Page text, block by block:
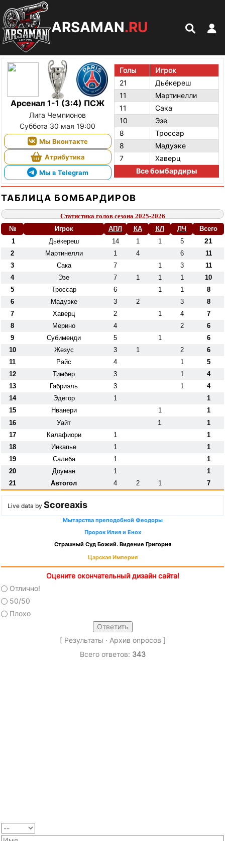
ARSAMAN.RU
Арсенал 1-1 (3:4) ПСЖ
Лига Чемпионов
Суббота 30 мая 19:00
Мы Вконтакте
Атрибутика
Мы в Telegram
Голы
Игрок
21
Дьёкереш
11
Мартинелли
11
Сака
10
Эзе
8
Троссар
8
Мадуэке
7
Хаверц
Все бомбардиры
ТАБЛИЦА БОМБАРДИРОВ
Статистика голов сезона 2025-2026
№
Игрок АПЛ КА КЛ ЛЧ
Всего
1
Дьёкереш 14 1 1 5 21
2 Мартинелли 1 4 6
11
3
Сака 7 1 3
11
4
Эзе 7 1 1 1
10
5
Троссар 6 1 1
8
6
Мадуэке 3 2 3
8
7
Хаверц 2 1 4
7
8
Мерино 4 2
6
9
Субименди 5 1
6
10
Жезус 3 1 2
6
11
Райс 4 1
5
12
Тимбер 3 1
4
13
Габриэль 3 1
4
14
Эдегор 1
1
15
Нванери 1
1
16
Уайт 1
1
17
Калафиори 1
1
18
Инкапье 1
1
19
Салиба 1
1
20
21
Доуман
Автогол
1
4
2 1
1
7
Live data by Scoreaxis
Мытарства преподобной Феодоры
Пророк Илия и Енох
Страшный Суд Божий. Видение Григория
Царская Империя
Оцените окончательный дизайн сайта!
Отлично!
50/50
Плохо
[ Результаты · Архив опросов ]
Всего ответов: 343